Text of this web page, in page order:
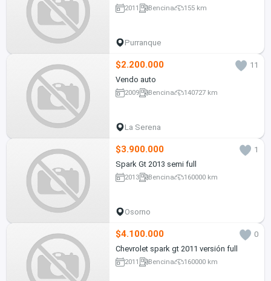
2011 Bencina 155 km
Purranque
$2.200.000
11
Vendo auto
2009 Bencina 140727 km
La Serena
$3.900.000
1
Spark Gt 2013 semi full
2013 Bencina 160000 km
Osorno
$4.100.000
0
Chevrolet spark gt 2011 versión full
2011 Bencina 160000 km